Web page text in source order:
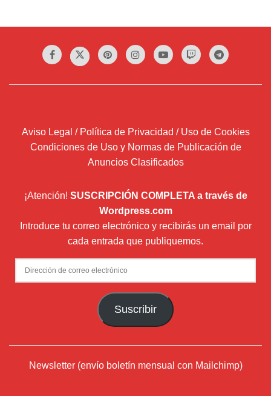
Aviso Legal / Política de Privacidad / Uso de Cookies
Condiciones de Uso y Normas de Publicación de
Anuncios Clasificados
¡Atención! SUSCRIPCIÓN COMPLETA a través de
Wordpress.com
Introduce tu correo electrónico y recibirás un email por
cada entrada que publiquemos.
Dirección
de
Suscribir
Newsletter (envío boletín mensual con Mailchimp)